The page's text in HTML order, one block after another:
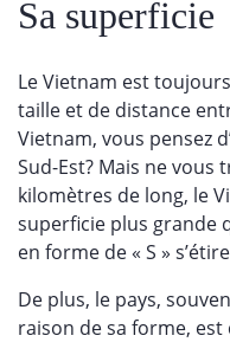
Sa superficie
Le Vietnam est
taille et de distance
Vietnam, vous pensez
Sud-Est? Mais ne vous
kilomètres de long, le
superficie plus grande
en forme de « S »
De plus, le pays,
raison de sa forme,